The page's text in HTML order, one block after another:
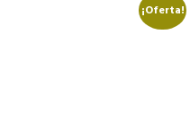
¡Oferta!